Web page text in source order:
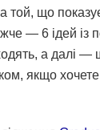
той, що
— 6 ідей із
а далі —
якщо